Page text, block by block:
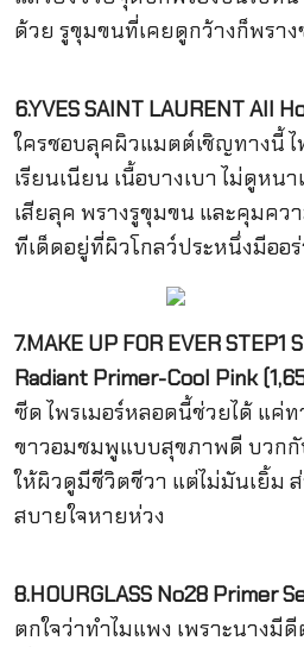
ด้วย รูขุมขนที่เคยดูกว้างก็พรา
6.YVES SAINT LAURENT All
ใครชอบลุคผิวแมตต์เชิญทางนี้ ไ
เรียนเนียน เนื้อบางเบา ไม่ดูหน
เสียลุค พรางรูขุมขน และคุมคว
ทีเด็ดอยู่ที่ผิวโกลว์ประหนึ่งมีออร่
7.MAKE UP FOR EVER STEP1
Radiant Primer-Cool Pink
ซีด ไพรเมอร์หลอดนี้ช่วยได้ แค่
ขาวอมชมพูแบบสุขภาพดี บวก
ให้ผิวดูมีชีวิตชีวา แต่ไม่มันเยิ้ม
สบายใจหายห่วง
8.HOURGLASS No28 Primer
ตกใจว่าทำไมแพง เพราะนางมี